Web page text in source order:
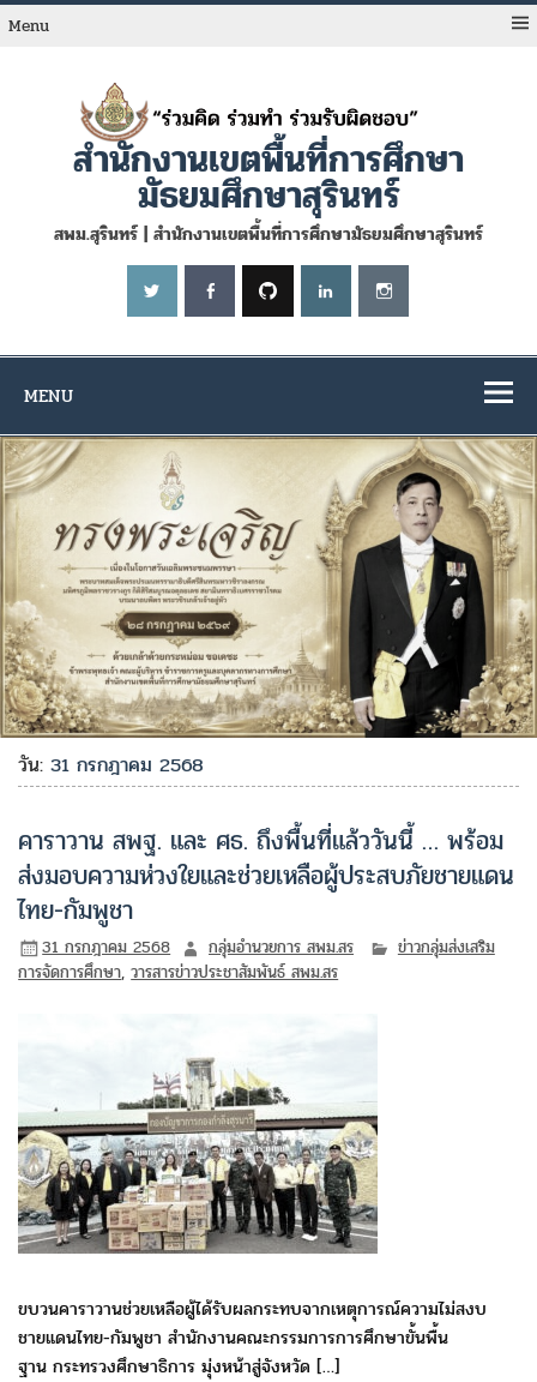
Skip
toMenu
สำนักงานเขตพื้นที่การศึกษา
มัธยมศึกษาสุรินทร์
สพม.สุรินทร์ | สำนักงานเขตพื้นที่การศึกษามัธยมศึกษาสุรินทร์
MENU
วัน:31 กรกฎาคม 2568
คาราวาน สพฐ. และ ศธ. ถึงพื้นที่แล้ววันนี้ … พร้อม
ส่งมอบความห่วงใยและช่วยเหลือผู้ประสบภัยชายแดน
ไทย-กัมพูชา
31 กรกฎาคม 2568 กลุ่มอำนวยการ สพม.สร
ข่าวกลุ่มส่งเสริม
การจัดการศึกษา,วารสารข่าวประชาสัมพันธ์ สพม.สร
ขบวนคาราวานช่วยเหลือผู้ได้รับผลกระทบจากเหตุการณ์ความไม่สงบ
ชายแดนไทย-กัมพูชา สำนักงานคณะกรรมการการศึกษาขั้นพื้น
ฐาน กระทรวงศึกษาธิการ มุ่งหน้าสู่จังหวัด […]